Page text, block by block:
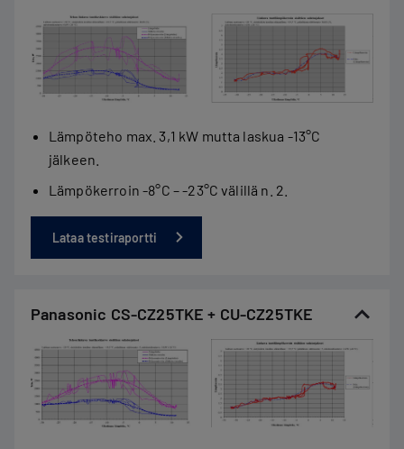
Lämpöteho max. 3,1 kW mutta laskua -13°C
jälkeen.
Lämpökerroin -8°C – -23°C välillä n. 2.
Lataa testiraportti
Panasonic CS-CZ25TKE + CU-CZ25TKE